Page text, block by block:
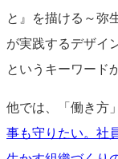
と』を描ける～弥
が実践するデザイ
というキーワード
他では、「働き方
事も守りたい。社